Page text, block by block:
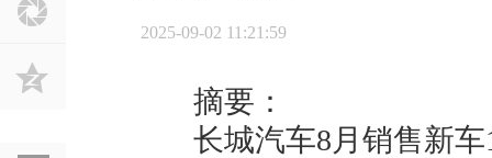
2025-09-02 11:21:59
摘要：
长城汽车8月销售新车